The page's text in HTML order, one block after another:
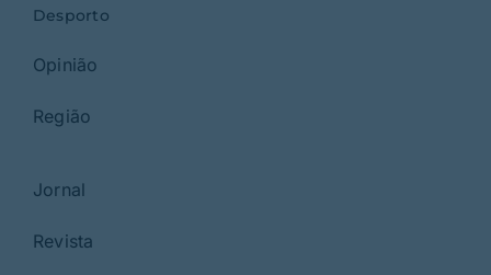
Desporto
Opinião
Região
Jornal
Revista